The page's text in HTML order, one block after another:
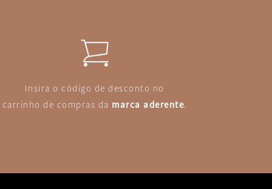
Insira o código de desconto no
carrinho de compras da marca aderente.